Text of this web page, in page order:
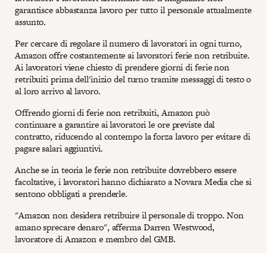
garantisce abbastanza lavoro per tutto il personale attualmente
assunto.
Per cercare di regolare il numero di lavoratori in ogni turno,
Amazon offre costantemente ai lavoratori ferie non retribuite.
Ai lavoratori viene chiesto di prendere giorni di ferie non
retribuiti prima dell'inizio del turno tramite messaggi di testo o
al loro arrivo al lavoro.
Offrendo giorni di ferie non retribuiti, Amazon può
continuare a garantire ai lavoratori le ore previste dal
contratto, riducendo al contempo la forza lavoro per evitare di
pagare salari aggiuntivi.
Anche se in teoria le ferie non retribuite dovrebbero essere
facoltative, i lavoratori hanno dichiarato a Novara Media che si
sentono obbligati a prenderle.
"Amazon non desidera retribuire il personale di troppo. Non
amano sprecare denaro", afferma Darren Westwood,
lavoratore di Amazon e membro del GMB.